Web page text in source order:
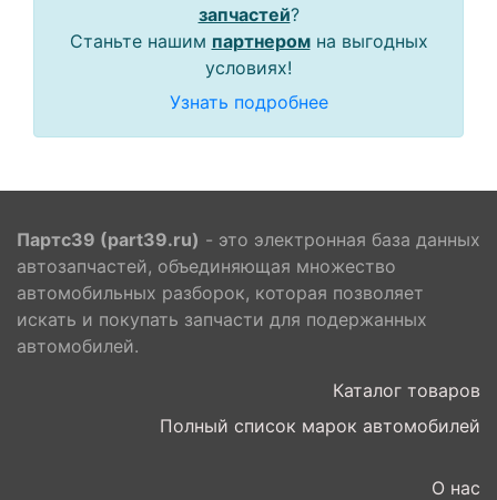
запчастей?
Станьте нашим партнеромна выгодных
условиях!
Узнать подробнее
Партс39 (part39.ru) - это электронная база данных
автозапчастей, объединяющая множество
автомобильных разборок, которая позволяет
искать и покупать запчасти для подержанных
автомобилей.
Каталог товаров
Полный список марок автомобилей
О нас